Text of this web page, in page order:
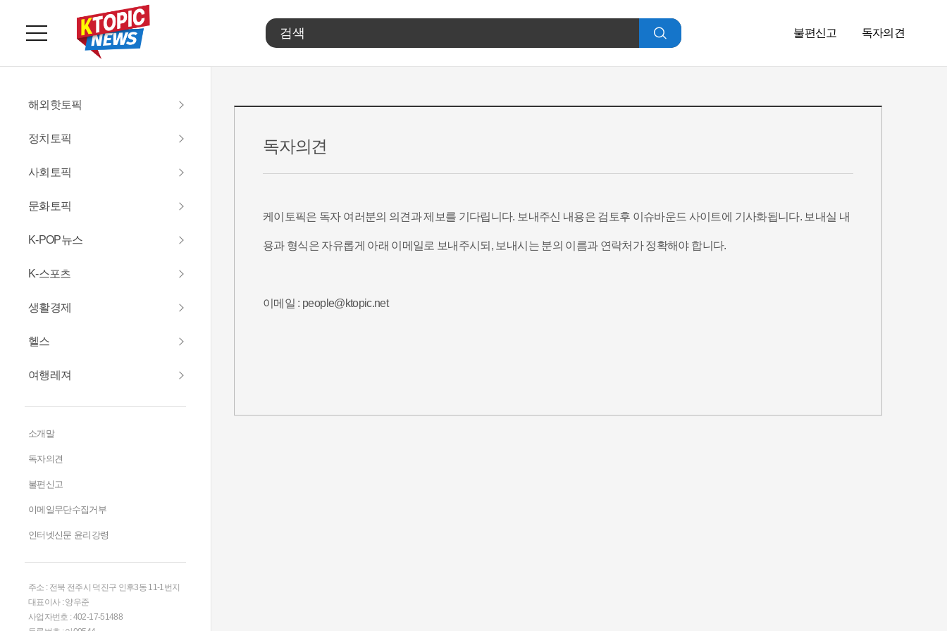
검
색
주
서
메
치
불편신고 독자의견
해외핫토픽
정치토픽
사회토픽
문화토픽
K-POP뉴스
K-스포츠
생활경제
헬스
여행레져
소개말
독자의견
불편신고
이메일무단수집거부
인터넷신문 윤리강령
주소 : 전북 전주시 덕진구 인후3동 11-1번지
대표이사 : 양우준
사업자번호 : 402-17-51488
독자의견
케이토픽은 독자 여러분의 의견과 제보를 기다립니다. 보내주신 내용은 검토후 이슈바운드 사이트에 기사화됩니다. 보내실 내
용과 형식은 자유롭게 아래 이메일로 보내주시되, 보내시는 분의 이름과 연락처가 정확해야 합니다.
이메일 : people@ktopic.net